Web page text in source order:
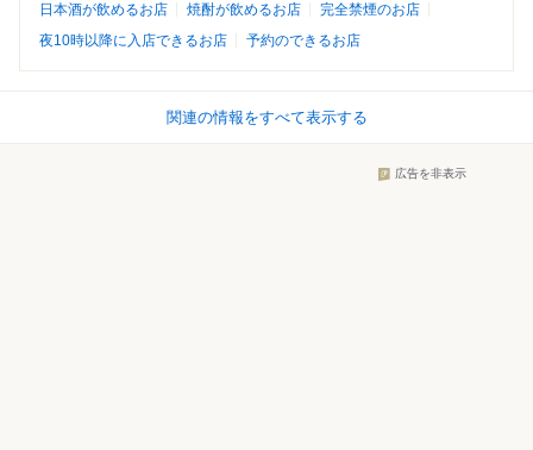
日本酒が飲めるお店
焼酎が飲めるお店
完全禁煙のお店
夜10時以降に入店できるお店
予約のできるお店
関連の情報をすべて表示する
広告を非表示